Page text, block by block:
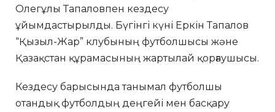
Олегұлы Тапаловпен кездесу
ұйымдастырылды. Бүгінгі күні Еркін Тапалов
“Қызыл-Жар” клубының футболшысы және
Қазақстан құрамасының жартылай қорғаушысы.
Кездесу барысында танымал футболшы
отандық футболдың деңгейі мен басқару